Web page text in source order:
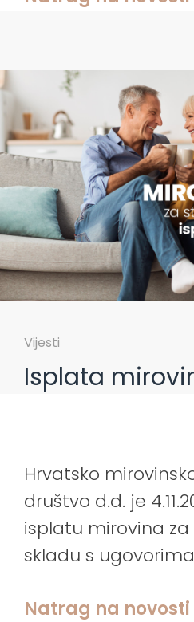
Vijesti
Isplata
Hrvatsko
društvo d.d. je
isplatu mirovina za
skladu s
Natrag na novosti